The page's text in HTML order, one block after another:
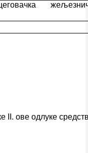
II. ове одлуке